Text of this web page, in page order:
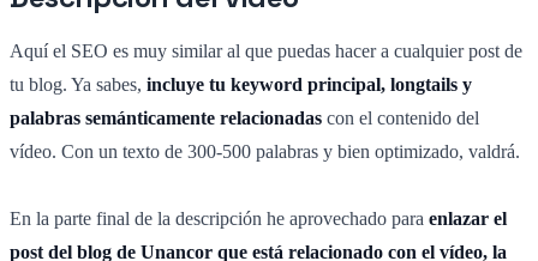
Aquí el SEO es muy similar al que puedas hacer a cualquier post de
tu blog. Ya sabes, incluye tu keyword principal, longtails y
palabras semánticamente relacionadas con el contenido del
vídeo. Con un texto de 300-500 palabras y bien optimizado, valdrá.
En la parte final de la descripción he aprovechado para enlazar el
post del blog de Unancor que está relacionado con el vídeo, la